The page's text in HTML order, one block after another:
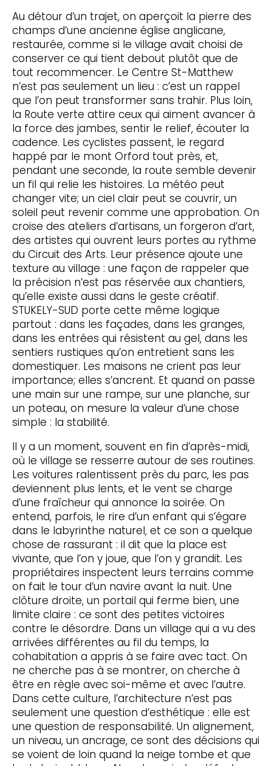
Au détour d’un trajet, on aperçoit la pierre des
champs d’une ancienne église anglicane,
restaurée, comme si le village avait choisi de
conserver ce qui tient debout plutôt que de
tout recommencer. Le Centre St-Matthew
n’est pas seulement un lieu : c’est un rappel
que l’on peut transformer sans trahir. Plus loin,
la Route verte attire ceux qui aiment avancer à
la force des jambes, sentir le relief, écouter la
cadence. Les cyclistes passent, le regard
happé par le mont Orford tout près, et,
pendant une seconde, la route semble devenir
un fil qui relie les histoires. La météo peut
changer vite; un ciel clair peut se couvrir, un
soleil peut revenir comme une approbation. On
croise des ateliers d’artisans, un forgeron d’art,
des artistes qui ouvrent leurs portes au rythme
du Circuit des Arts. Leur présence ajoute une
texture au village : une façon de rappeler que
la précision n’est pas réservée aux chantiers,
qu’elle existe aussi dans le geste créatif.
STUKELY-SUD porte cette même logique
partout : dans les façades, dans les granges,
dans les entrées qui résistent au gel, dans les
sentiers rustiques qu’on entretient sans les
domestiquer. Les maisons ne crient pas leur
importance; elles s’ancrent. Et quand on passe
une main sur une rampe, sur une planche, sur
un poteau, on mesure la valeur d’une chose
simple : la stabilité.
Il y a un moment, souvent en fin d’après-midi,
où le village se resserre autour de ses routines.
Les voitures ralentissent près du parc, les pas
deviennent plus lents, et le vent se charge
d’une fraîcheur qui annonce la soirée. On
entend, parfois, le rire d’un enfant qui s’égare
dans le labyrinthe naturel, et ce son a quelque
chose de rassurant : il dit que la place est
vivante, que l’on y joue, que l’on y grandit. Les
propriétaires inspectent leurs terrains comme
on fait le tour d’un navire avant la nuit. Une
clôture droite, un portail qui ferme bien, une
limite claire : ce sont des petites victoires
contre le désordre. Dans un village qui a vu des
arrivées différentes au fil du temps, la
cohabitation a appris à se faire avec tact. On
ne cherche pas à se montrer, on cherche à
être en règle avec soi-même et avec l’autre.
Dans cette culture, l’architecture n’est pas
seulement une question d’esthétique : elle est
une question de responsabilité. Un alignement,
un niveau, un ancrage, ce sont des décisions qui
se voient de loin quand la neige tombe et que